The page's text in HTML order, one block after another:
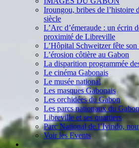
Iroungou, bribes de l’histoire
siècle
L’Arc d’émeraude : un écrin
proximité de Libreville
L’Hôpital Schweitzer fête son
L’érosion côtière au Gabon
La disparition programmée
Le cinéma Gabonais
Le musée national
Les masques Gabonais
Les orchidées du Gabon
Les parcs nationaux du Gabon
Libreville et ses quartiers
Parc National de l’Ivindo,
Voir les Events